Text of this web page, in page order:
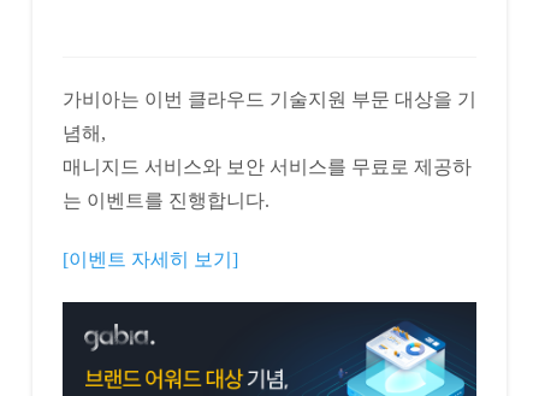
가비아는 이번 클라우드 기술지원 부문 대상을 기
념해,
매니지드 서비스와 보안 서비스를 무료로 제공하
는 이벤트를 진행합니다.
[이벤트 자세히 보기]